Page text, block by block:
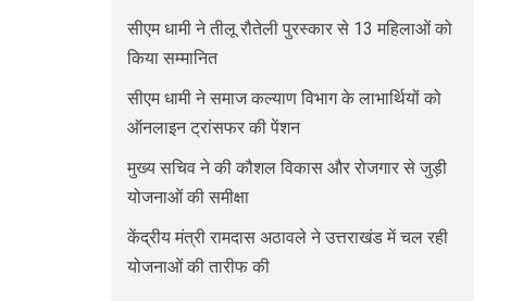
सीएम धामी ने तीलू रौतेली पुरस्कार से 13 महिलाओं को
किया सम्मानित
सीएम धामी ने समाज कल्याण विभाग के लाभार्थियों को
ऑनलाइन ट्रांसफर की पेंशन
मुख्य सचिव ने की कौशल विकास और रोजगार से जुड़ी
योजनाओं की समीक्षा
केंद्रीय मंत्री रामदास अठावले ने उत्तराखंड में चल रही
योजनाओं की तारीफ की